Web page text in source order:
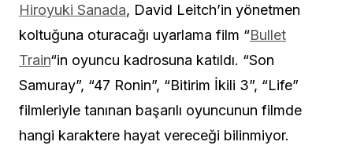
Hiroyuki Sanada, David Leitch’in yönetmen
koltuğuna oturacağı uyarlama film “Bullet
Train“in oyuncu kadrosuna katıldı. “Son
Samuray”, “47 Ronin”, “Bitirim İkili 3”, “Life”
filmleriyle tanınan başarılı oyuncunun filmde
hangi karaktere hayat vereceği bilinmiyor.